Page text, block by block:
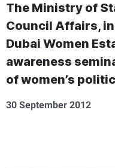
The Ministry of
Council Affairs,
Dubai Women
awareness
of women’s
30 September 2012